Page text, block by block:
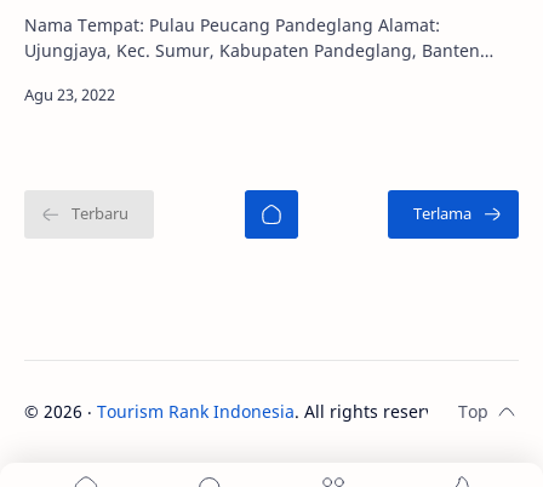
Nama Tempat: Pulau Peucang Pandeglang Alamat:
Ujungjaya, Kec. Sumur, Kabupaten Pandeglang, Banten
© 2026 ‧ Tourism Rank Indonesia. All rights reserved.